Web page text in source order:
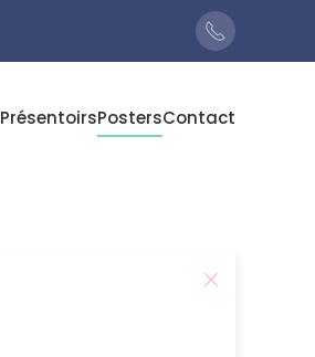
PrésentoirsPostersContact